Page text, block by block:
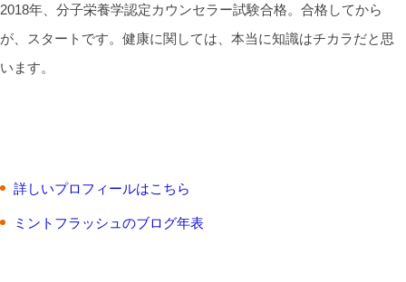
2018年、分子栄養学認定カウンセラー試験合格。合格してから
が、スタートです。健康に関しては、本当に知識はチカラだと思
います。
詳しいプロフィールはこちら
ミントフラッシュのブログ年表